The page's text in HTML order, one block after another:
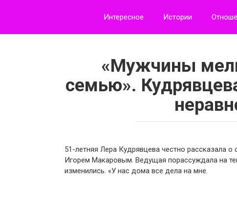
Интересное Истории
«Мужчины
семью».
51-летняя Лера Кудрявцева честно рассказала
Игорем Макаровым. Ведущая порассуждала на
изменились. «У нас дома все дела на мне.